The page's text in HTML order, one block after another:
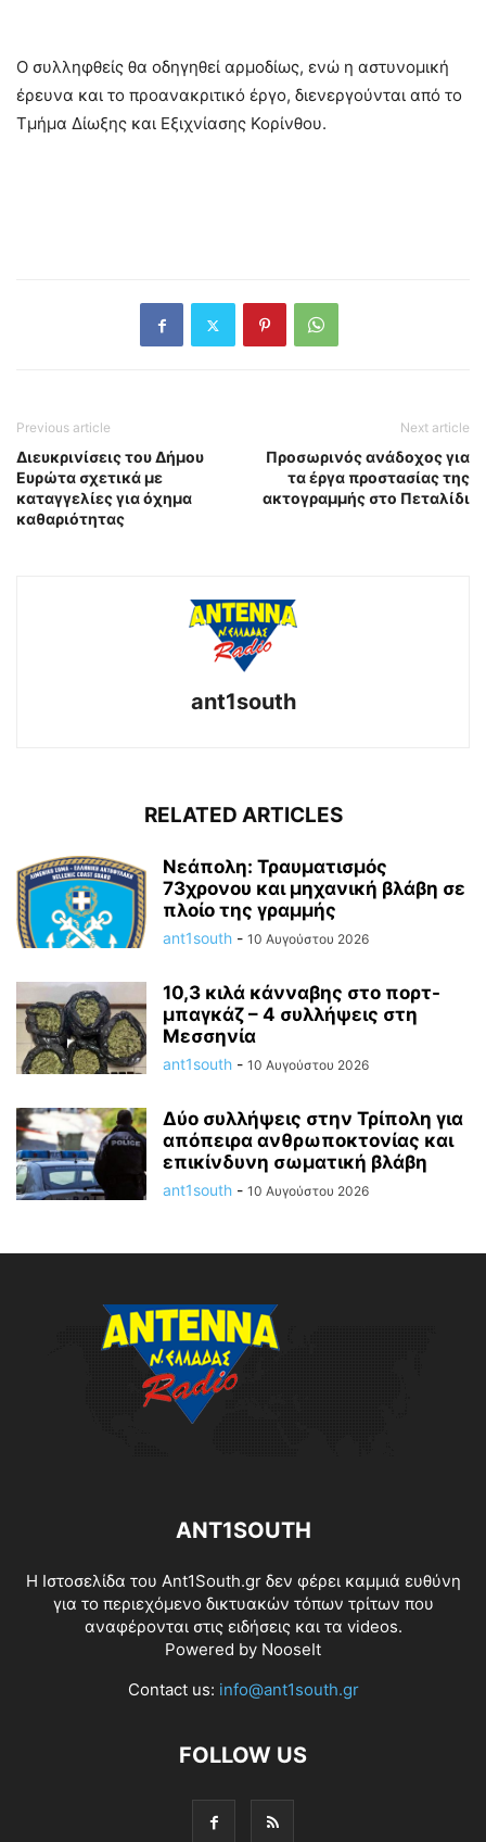
Ο συλληφθείς θα οδηγηθεί αρμοδίως, ενώ η αστυνομική
έρευνα και το προανακριτικό έργο, διενεργούνται από το
Τμήμα Δίωξης και Εξιχνίασης Κορίνθου.
Previous article
Διευκρινίσεις του Δήμου
Ευρώτα σχετικά με
καταγγελίες για όχημα
καθαριότητας
Next article
Προσωρινός ανάδοχος για
τα έργα προστασίας της
ακτογραμμής στο Πεταλίδι
ant1south
RELATED ARTICLES
Νεάπολη: Τραυματισμός
73χρονου και μηχανική βλάβη σε
πλοίο της γραμμής
ant1south - 10 Αυγούστου 2026
10,3 κιλά κάνναβης στο πορτ-
μπαγκάζ – 4 συλλήψεις στη
Μεσσηνία
ant1south - 10 Αυγούστου 2026
Δύο συλλήψεις στην Τρίπολη για
απόπειρα ανθρωποκτονίας και
επικίνδυνη σωματική βλάβη
ant1south - 10 Αυγούστου 2026
ANT1SOUTH
Η Ιστοσελίδα του Ant1South.gr δεν φέρει καμμιά ευθύνη
για το περιεχόμενο δικτυακών τόπων τρίτων που
αναφέρονται στις ειδήσεις και τα videos.
Powered by NooseIt
Contact us: info@ant1south.gr
FOLLOW US